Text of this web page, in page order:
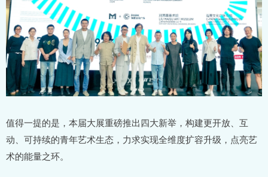
值得一提的是，本届大展重磅推出四大新举，构建更开放、互
动、可持续的青年艺术生态，力求实现全维度扩容升级，点亮艺
术的能量之环。